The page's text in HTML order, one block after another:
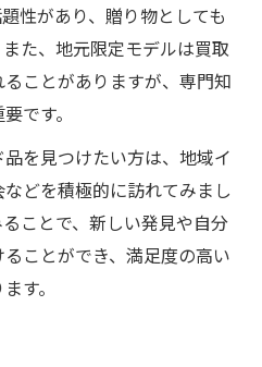
性があり、贈り物としても
た、地元限定モデルは買取
ことがありますが、専門知
です。
を見つけたい方は、地域イ
どを積極的に訪れてみまし
ことで、新しい発見や自分
ことができ、満足度の高い
す。